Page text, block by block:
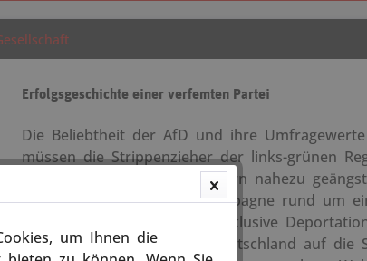
Erfolgsgeschichte einer verfemten Partei
Die Beliebtheit der AfD und ihre
müssen die Strippenzieher der links-grünen
nur mächtig gewurmt, sondern nahezu
einer regelrechten Lügenkampagne rund um
Geheimtreffen in Potsdam inklusive
man Hunderttausende in Deutschland auf die
um Ihnen die
bieten zu können. Wenn Sie